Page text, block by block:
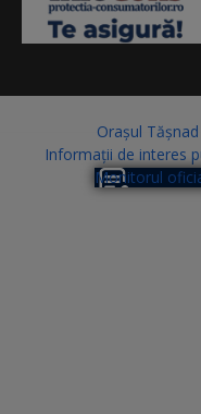
Orașul Tășnad
Informații de interes
Monitorul